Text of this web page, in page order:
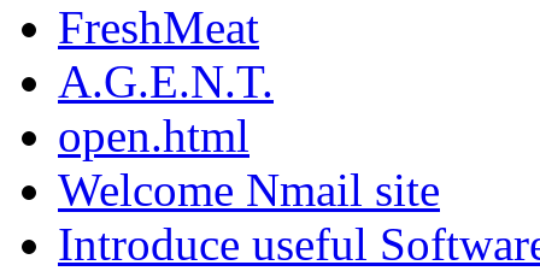
FreshMeat
A.G.E.N.T.
open.html
Welcome Nmail site
Introduce useful